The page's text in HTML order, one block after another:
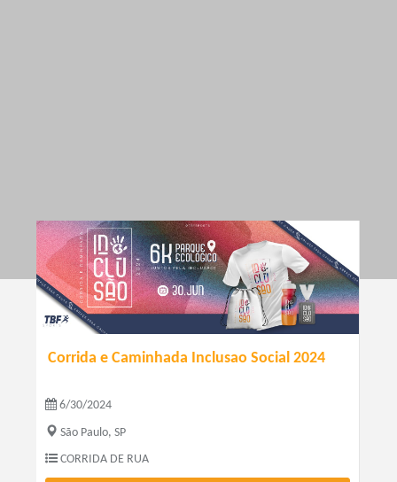
Corrida e Caminhada Inclusao Social 2024
6/30/2024
São Paulo, SP
CORRIDA DE RUA